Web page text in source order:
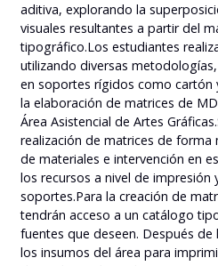
aditiva, explorando la
visuales resultantes a partir del
tipográfico.Los estudiantes
utilizando diversas
en soportes rígidos como cartón
la elaboración de matrices de
Área Asistencial de Artes
realización de matrices de forma
de materiales e intervención en
los recursos a nivel de impresión
soportes.Para la creación de
tendrán acceso a un catálogo
fuentes que deseen. Después
los insumos del área para